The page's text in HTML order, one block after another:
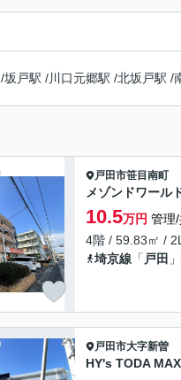
/坂戸駅 /川口元郷駅 /北坂戸駅 /
戸田市笹目南町
メゾンドワール
10.5万円 管理
4階 / 59.83㎡ /
埼京線 「 戸田
戸田市大字新曽
HY's TODA